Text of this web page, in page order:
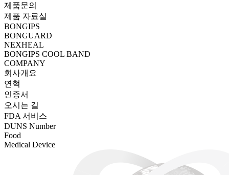
제품문의
제품 자료실
BONGIPS
BONGUARD
NEXHEAL
BONGIPS COOL BAND
COMPANY
회사개요
연혁
인증서
오시는 길
FDA 서비스
DUNS Number
Food
Medical Device